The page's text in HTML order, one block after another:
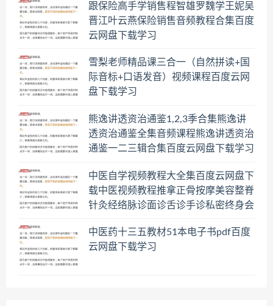
跟保险高手学销售程智雄罗魏学王妮吴
晋江叶云燕保险销售音频教程合集百度
云网盘下载学习
雪梨老师精品课三合一（自然拼读+国
际音标+口语发音）视频课程百度云网
盘下载学习
熊逸讲透资治通鉴1,2,3季合集熊逸讲
透资治通鉴全集音频课程熊逸讲透资治
通鉴一二三辑合集百度云网盘下载学习
中医自学视频教程大全集百度云网盘下
载中医视频教程推拿正骨按摩美容整脊
针灸经络脉诊面诊舌诊手诊私密终身会
中医药十三五教材51本电子书pdf百度
云网盘下载学习